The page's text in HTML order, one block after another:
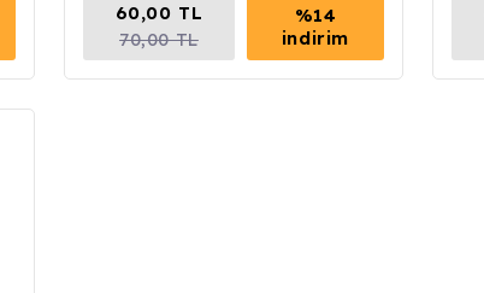
60,00 TL
70,00 TL
%14
indirim